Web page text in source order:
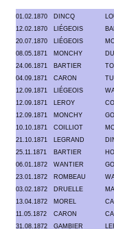
01.02.1870 DINCQ
12.02.1870
LIÉGEOIS
20.07.1870
LIÉGEOIS
08.05.1871
MONCHY
24.06.1871
BARTIER
04.09.1871
CARON
12.09.1871
LIÉGEOIS
12.09.1871
LEROY
12.09.1871
MONCHY
10.10.1871
COILLIOT
21.10.1871
LEGRAND
25.11.1871
BARTIER
06.01.1872
WANTIER
23.01.1872
ROMBEAU
03.02.1872
DRUELLE
13.04.1872
MOREL
11.05.1872
CARON
31.08.1872
GAMBIER